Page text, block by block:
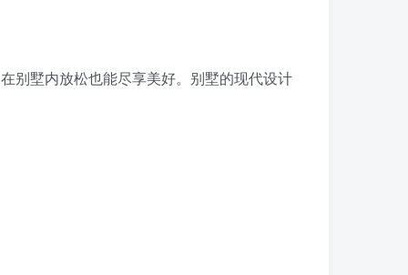
别墅内放松也能尽享美好。别墅的现代设计